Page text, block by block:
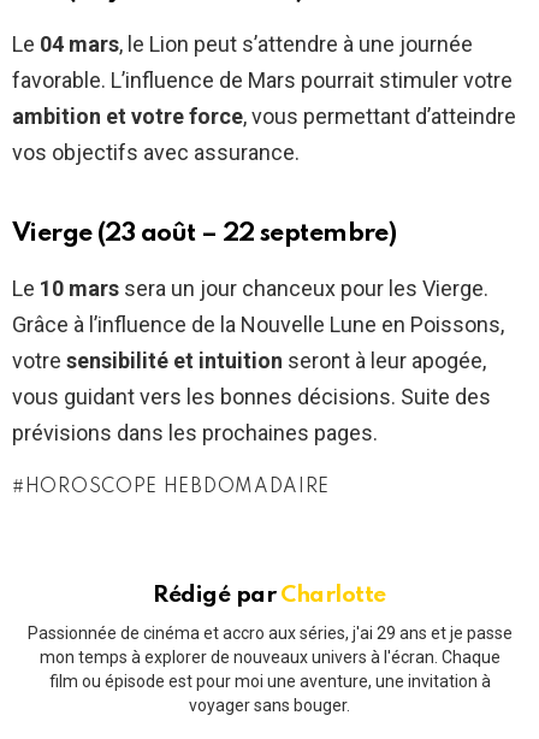
Le 04 mars, le Lion peut s’attendre à une journée
favorable. L’influence de Mars pourrait stimuler votre
ambition et votre force, vous permettant d’atteindre
vos objectifs avec assurance.
Vierge (23 août – 22 septembre)
Le 10 mars sera un jour chanceux pour les Vierge.
Grâce à l’influence de la Nouvelle Lune en Poissons,
votre sensibilité et intuition seront à leur apogée,
vous guidant vers les bonnes décisions. Suite des
prévisions dans les prochaines pages.
HOROSCOPE HEBDOMADAIRE
Rédigé par Charlotte
Passionnée de cinéma et accro aux séries, j'ai 29 ans et je passe
mon temps à explorer de nouveaux univers à l'écran. Chaque
film ou épisode est pour moi une aventure, une invitation à
voyager sans bouger.